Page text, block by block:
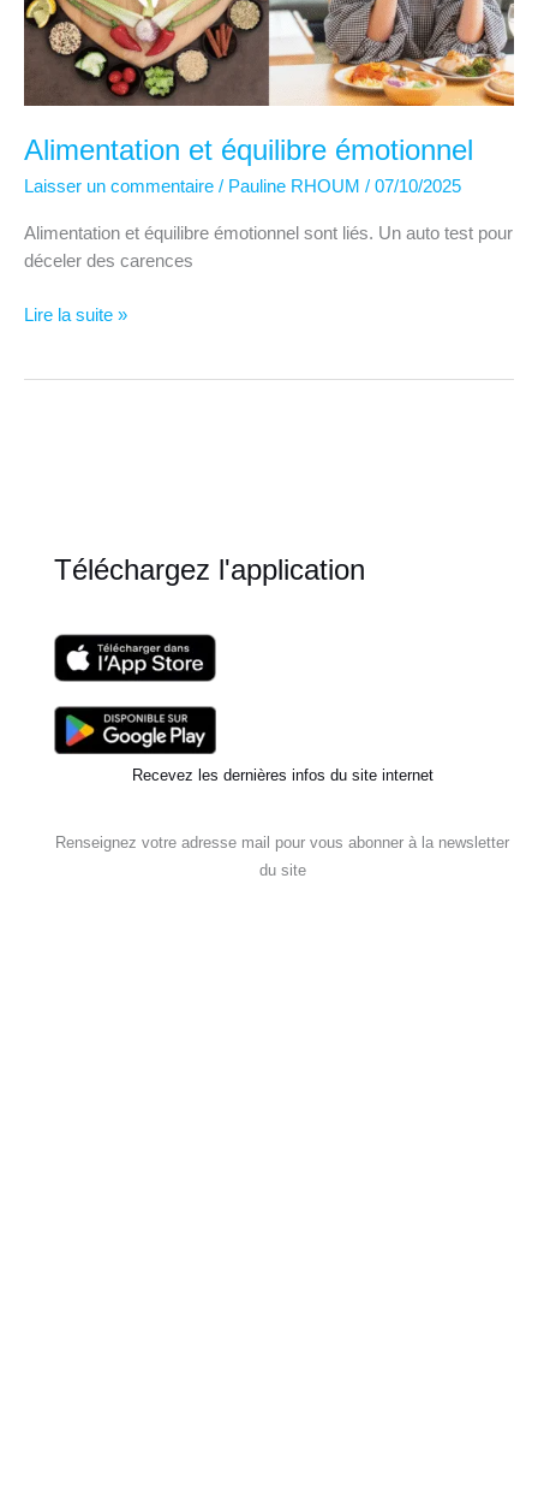
Alimentation et équilibre émotionnel
Laisser un commentaire / Pauline RHOUM / 07/10/2025
Alimentation et équilibre émotionnel sont liés. Un auto test pour
déceler des carences
Alimentation
Lire la suite »
Téléchargez l'application
Recevez les dernières infos du site internet
Renseignez votre adresse mail pour vous abonner à la newsletter
du site